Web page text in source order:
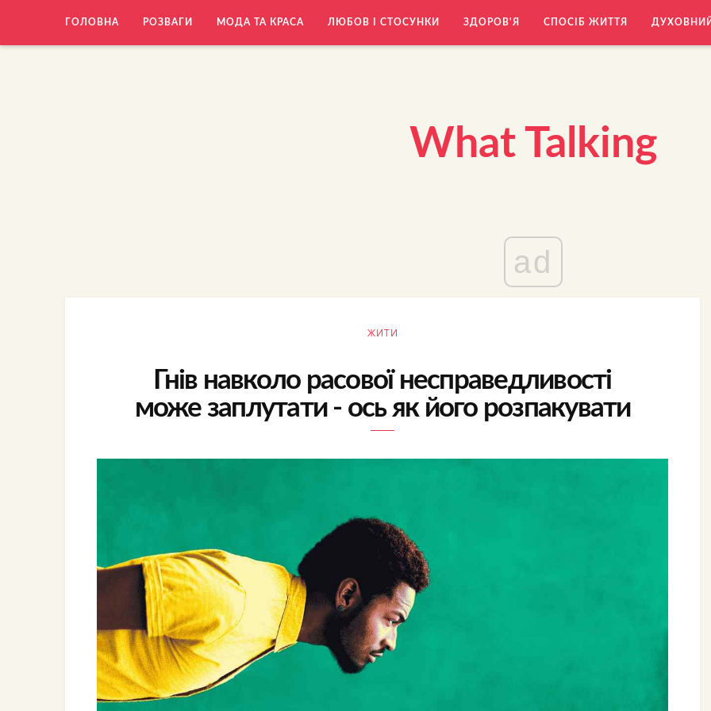
ГОЛОВНА РОЗВАГИ МОДА ТА КРАСА ЛЮБОВ І СТОСУНКИ ЗДОРОВ'Я СПОСІБ ЖИТТЯ ДУХОВНИЙ
What Talking
ad
ЖИТИ
Гнів навколо расової несправедливості
може заплутати - ось як його розпакувати